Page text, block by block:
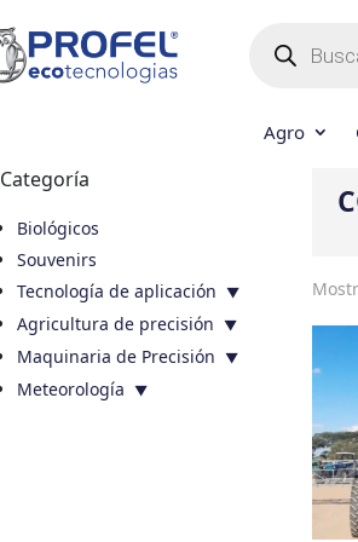
productos
Agro
Categoría
Biológicos
Souvenirs
Tecnología de aplicación
Agricultura de precisión
Maquinaria de Precisión
Meteorología